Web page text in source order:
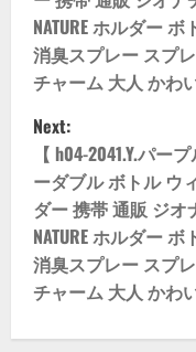
t
n
a
v
i
g
a
NATURE ホルダー
消臭スプレー スプ
チャーム 大人 かわ
Next:
【 h04-2041.Y.パー
ーダブル ボトル ウ
ダー 携帯 通販 ジオ
NATURE ホルダー
消臭スプレー スプ
チャーム 大人 かわ